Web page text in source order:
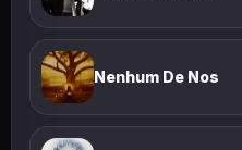
Nenhum De Nos